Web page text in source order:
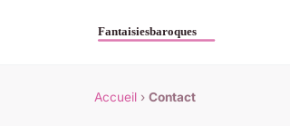
Accueil › Contact